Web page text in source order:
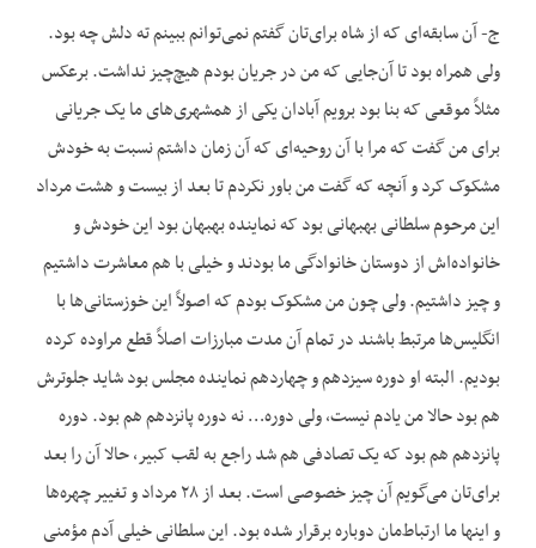
ج- آن سابقه‌ای که از شاه برای‌تان گفتم نمی‌توانم ببینم ته دلش چه بود.
ولی همراه بود تا آن‌جایی که من در جریان بودم هیچ‌چیز نداشت. برعکس
مثلاً موقعی که بنا بود برویم آبادان یکی از همشهری‌های ما یک جریانی
برای من گفت که مرا با آن روحیه‌ای که آن زمان داشتم نسبت به خودش
مشکوک کرد و آنچه که گفت من باور نکردم تا بعد از بیست و هشت مرداد
این مرحوم سلطانی بهبهانی بود که نماینده بهبهان بود این خودش و
خانواده‌اش از دوستان خانوادگی ما بودند و خیلی با هم معاشرت داشتیم
و چیز داشتیم. ولی چون من مشکوک بودم که اصولاً این خوزستانی‌ها با
انگلیس‌ها مرتبط باشند در تمام آن مدت مبارزات اصلاً قطع مراوده کرده
بودیم. البته او دوره سیزدهم و چهاردهم نماینده مجلس بود شاید جلوترش
هم بود حالا من یادم نیست، ولی دوره… نه دوره پانزدهم هم بود. دوره
پانزدهم هم بود که یک تصادفی هم شد راجع به لقب کبیر، حالا آن را بعد
برای‌تان می‌گویم آن چیز خصوصی است. بعد از ۲۸ مرداد و تغییر چهره‌ها
و اینها ما ارتباط‌مان دوباره برقرار شده بود. این سلطانی خیلی آدم مؤمنی